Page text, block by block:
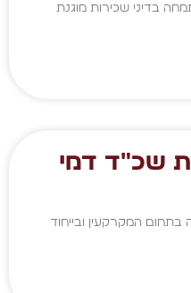
בדיני שכירות מוגנת
שכ"ד דמי
בתחום המקרקעין ובייחוד